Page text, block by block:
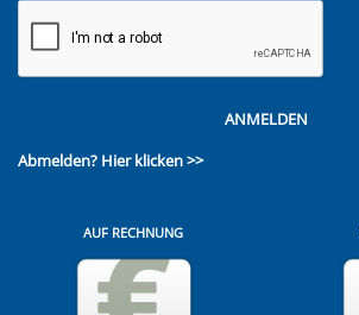
ANMELDEN
Abmelden? Hier klicken >>
AUF RECHNUNG